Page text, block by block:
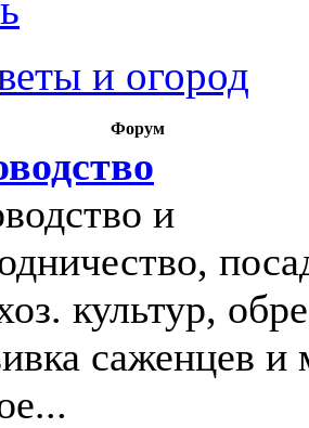
и огород
Форум
и
культур,
саженцев и